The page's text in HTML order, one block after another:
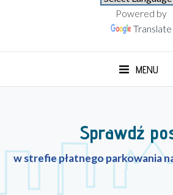
Powered by
Translate
MENU
Sprawdź
w strefie płatnego parkowania